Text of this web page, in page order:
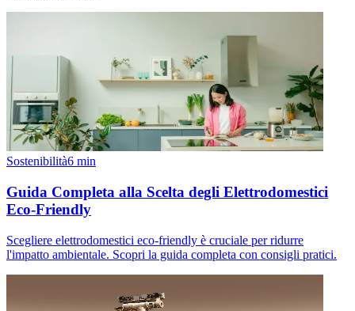
Sostenibilità6 min
Guida Completa alla Scelta degli Elettrodomestici
Eco-Friendly
Scegliere elettrodomestici eco-friendly è cruciale per ridurre
l'impatto ambientale. Scopri la guida completa con consigli pratici.